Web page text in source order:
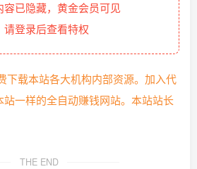
已隐藏，黄金会员可见
登录后查看特权
下载本站各大机构内部资源。加入代
一样的全自动赚钱网站。本站站长
THE END